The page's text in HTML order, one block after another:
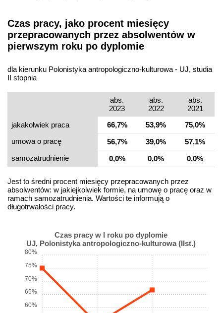
Czas pracy, jako procent miesięcy
przepracowanych przez absolwentów w
pierwszym roku po dyplomie
dla kierunku Polonistyka antropologiczno-kulturowa - UJ, studia
II stopnia
abs.
2023
abs.
2022
abs.
2021
jakakolwiek praca
66,7% 53,9%
75,0%
umowa o pracę
56,7% 39,0%
57,1%
samo­zatrudnienie
0,0% 0,0% 0,0%
Jest to średni procent miesięcy przepracowanych przez
absolwentów: w jakiejkolwiek formie, na umowę o pracę oraz w
ramach samozatrudnienia. Wartości te informują o
długotrwałości pracy.
Czas pracy w I roku po dyplomie
UJ, Polonistyka antropologiczno-kulturowa (IIst.)
60%
65%
70%
75%
80%